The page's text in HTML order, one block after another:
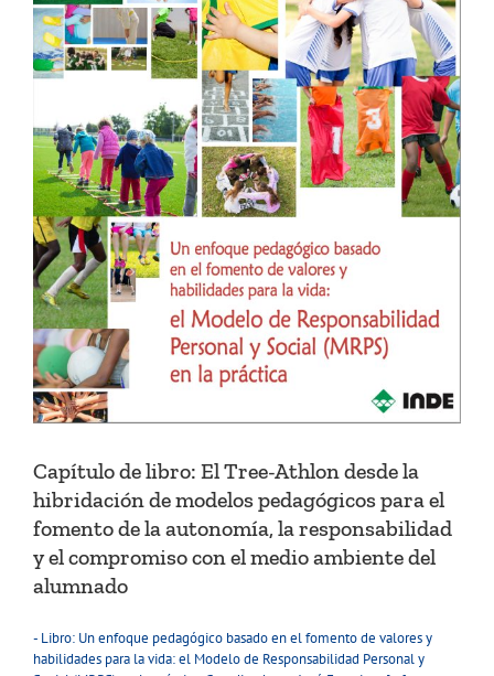
Capítulo de libro: El Tree-Athlon desde la
hibridación de modelos pedagógicos para el
fomento de la autonomía, la responsabilidad
y el compromiso con el medio ambiente del
alumnado
- Libro: Un enfoque pedagógico basado en el fomento de valores y
habilidades para la vida: el Modelo de Responsabilidad Personal y